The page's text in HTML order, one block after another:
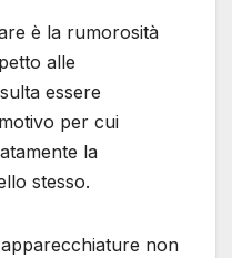
è la rumorosità
alle
essere
per cui
la
stesso.
non